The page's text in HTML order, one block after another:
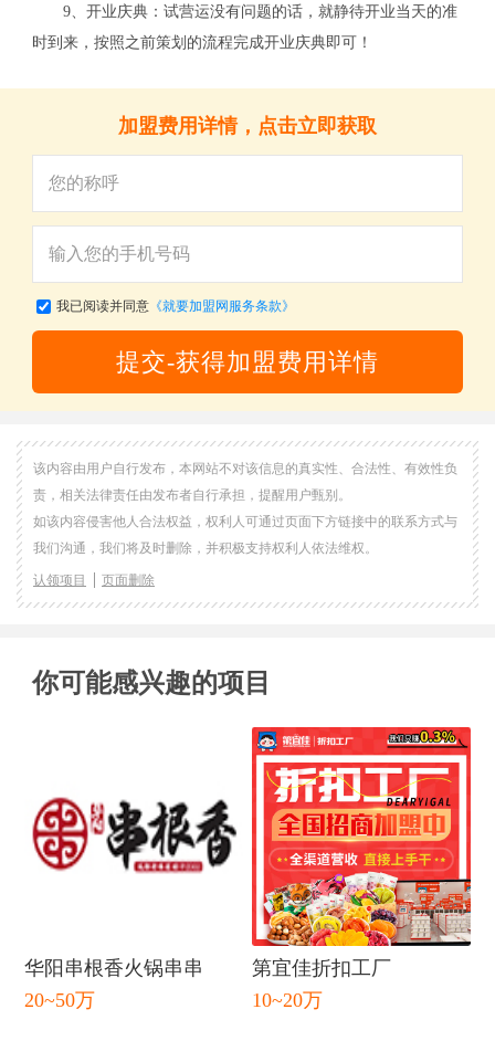
9、开业庆典：试营运没有问题的话，就静待开业当天的准
时到来，按照之前策划的流程完成开业庆典即可！
加盟费用详情，点击立即获取
我已阅读并同意《就要加盟网服务条款》
提交-获得加盟费用详情
该内容由用户自行发布，本网站不对该信息的真实性、合法性、有效性负
责，相关法律责任由发布者自行承担，提醒用户甄别。
如该内容侵害他人合法权益，权利人可通过页面下方链接中的联系方式与
我们沟通，我们将及时删除，并积极支持权利人依法维权。
认领项目 页面删除
你可能感兴趣的项目
华阳串根香火锅串串
20~50万
第宜佳折扣工厂
10~20万